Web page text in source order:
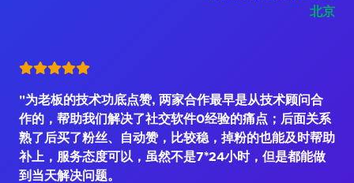
北京
"为老板的技术功底点赞, 两家合作最早是从技术顾问合
作的，帮助我们解决了社交软件0经验的痛点；后面关系
熟了后买了粉丝、自动赞，比较稳，掉粉的也能及时帮助
补上，服务态度可以，虽然不是7*24小时，但是都能做
到当天解决问题。